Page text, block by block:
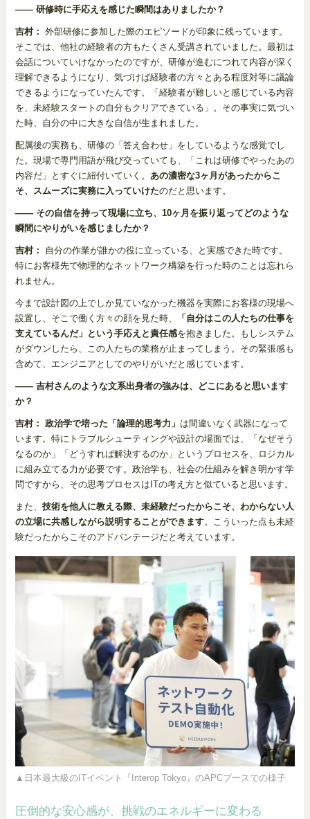
―― 研修時に手応えを感じた瞬間はありましたか？
吉村： 外部研修に参加した際のエピソードが印象に残っています。
そこでは、他社の経験者の方もたくさん受講されていました。最初は
会話についていけなかったのですが、研修が進むにつれて内容が深く
理解できるようになり、気づけば経験者の方々とある程度対等に議論
できるようになっていたんです。「経験者が難しいと感じている内容
を、未経験スタートの自分もクリアできている」。その事実に気づい
た時、自分の中に大きな自信が生まれました。
配属後の実務も、研修の「答え合わせ」をしているような感覚でし
た。現場で専門用語が飛び交っていても、「これは研修でやったあの
内容だ」とすぐに紐付いていく。 あの濃密な3ヶ月があったからこ
そ、スムーズに実務に入っていけたのだと思います。
―― その自信を持って現場に立ち、10ヶ月を振り返ってどのような
瞬間にやりがいを感じましたか？
吉村：
自分の作業が誰かの役に立っている、と実感できた時です。
特にお客様先で物理的なネットワーク構築を行った時のことは忘れら
れません。
今まで設計図の上でしか見ていなかった機器を実際にお客様の現場へ
設置し、そこで働く方々の顔を見た時、
「自分はこの人たちの仕事を
支えているんだ」という手応えと責任感を抱きました。もしシステム
がダウンしたら、この人たちの業務が止まってしまう。その緊張感も
含めて、エンジニアとしてのやりがいだと感じています。
―― 吉村さんのような文系出身者の強みは、どこにあると思います
か？
吉村： 政治学で培った「論理的思考力」 は間違いなく武器になって
います。特にトラブルシューティングや設計の場面では、「なぜそう
なるのか」「どうすれば解決するのか」というプロセスを、ロジカル
に組み立てる力が必要です。政治学も、社会の仕組みを解き明かす学
問ですから、その思考プロセスはITの考え方と似ていると思います。
また、 技術を他人に教える際、未経験だったからこそ、わからない人
の立場に共感しながら説明することができます。こういった点も未経
験だったからこそのアドバンテージだと考えています。
▲日本最大級のITイベント『Interop Tokyo』のAPCブースでの様子
圧倒的な安心感が、挑戦のエネルギーに変わる